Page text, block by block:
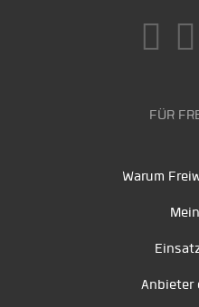
FÜR
Warum
Anbieter